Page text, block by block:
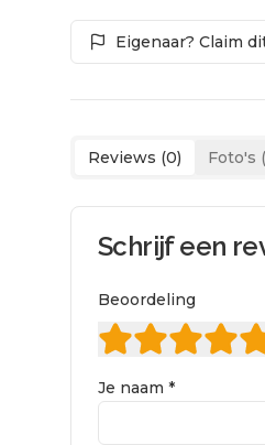
Eigenaar? Claim
Reviews (0) Foto's (
Schrijf een
Beoordeling
Je naam *